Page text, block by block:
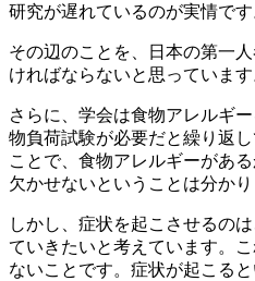
研究が遅れているのが実情です
その辺のことを、日本の第一
ければならないと思っています
さらに、学会は食物アレルギ
物負荷試験が必要だと繰り返
ことで、食物アレルギーがあ
欠かせないということは分かり
しかし、症状を起こさせるの
ていきたいと考えています。
ないことです。症状が起こる